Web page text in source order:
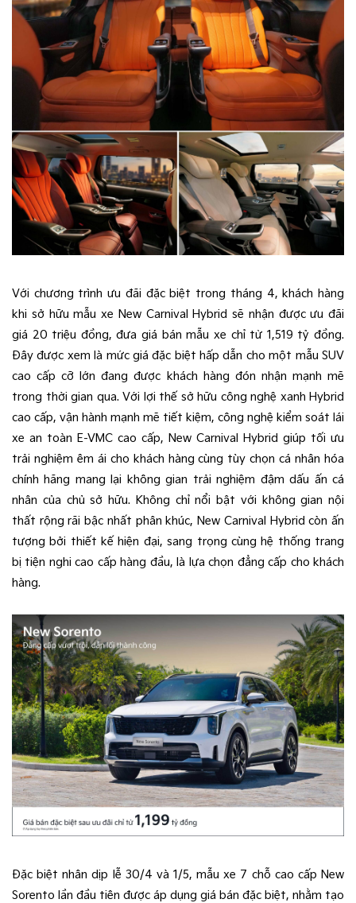
Với chương trình ưu đãi đặc biệt trong tháng 4, khách hàng
khi sở hữu mẫu xe New Carnival Hybrid sẽ nhận được ưu đãi
giá 20 triệu đồng, đưa giá bán mẫu xe chỉ từ 1,519 tỷ đồng.
Đây được xem là mức giá đặc biệt hấp dẫn cho một mẫu SUV
cao cấp cỡ lớn đang được khách hàng đón nhận mạnh mẽ
trong thời gian qua. Với lợi thế sở hữu công nghệ xanh Hybrid
cao cấp, vận hành mạnh mẽ tiết kiệm, công nghệ kiểm soát lái
xe an toàn E-VMC cao cấp, New Carnival Hybrid giúp tối ưu
trải nghiệm êm ái cho khách hàng cùng tùy chọn cá nhân hóa
chính hãng mang lại không gian trải nghiệm đậm dấu ấn cá
nhân của chủ sở hữu. Không chỉ nổi bật với không gian nội
thất rộng rãi bậc nhất phân khúc, New Carnival Hybrid còn ấn
tượng bởi thiết kế hiện đại, sang trọng cùng hệ thống trang
bị tiện nghi cao cấp hàng đầu, là lựa chọn đẳng cấp cho khách
hàng.
Đặc biệt nhân dịp lễ 30/4 và 1/5, mẫu xe 7 chỗ cao cấp New
Sorento lần đầu tiên được áp dụng giá bán đặc biệt, nhằm tạo